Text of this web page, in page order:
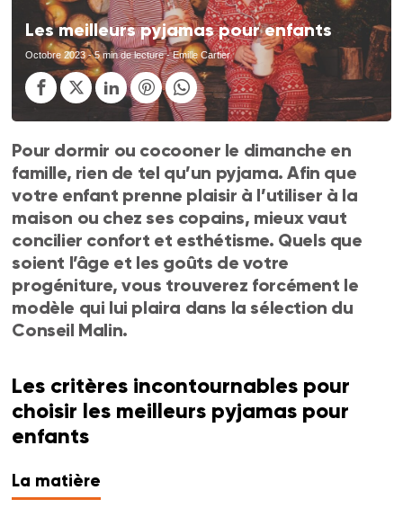
Les meilleurs pyjamas pour enfants
Octobre 2023- 5 min de lecture - Emilie Cartier
Pour dormir ou cocooner le dimanche en
famille, rien de tel qu’un pyjama. Afin que
votre enfant prenne plaisir à l’utiliser à la
maison ou chez ses copains, mieux vaut
concilier confort et esthétisme. Quels que
soient l’âge et les goûts de votre
progéniture, vous trouverez forcément le
modèle qui lui plaira dans la sélection du
Conseil Malin.
Les critères incontournables pour
choisir les meilleurs pyjamas pour
enfants
La matière